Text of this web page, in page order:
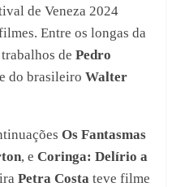
de Veneza 2024
Entre os longas da
de Pedro
e do brasileiro Walter
Os Fantasmas
, e Coringa: Delírio a
Petra Costa teve filme